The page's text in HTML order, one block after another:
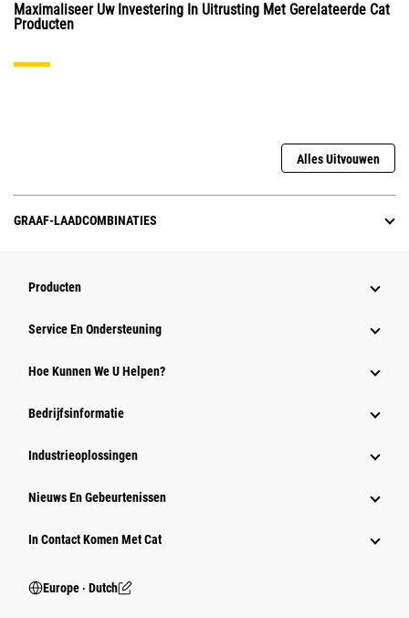
Maximaliseer Uw Investering In Uitrusting Met Gerelateerde Cat
Producten
Alles Uitvouwen
GRAAF-LAADCOMBINATIES
Producten
Service En Ondersteuning
Hoe Kunnen We U Helpen?
Bedrijfsinformatie
Industrieoplossingen
Nieuws En Gebeurtenissen
In Contact Komen Met Cat
Europe ‧ Dutch